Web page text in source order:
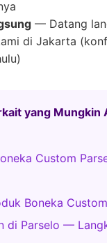
— Datang
di Jakarta
yang Mungkin
Custom
Boneka
di Parselo —